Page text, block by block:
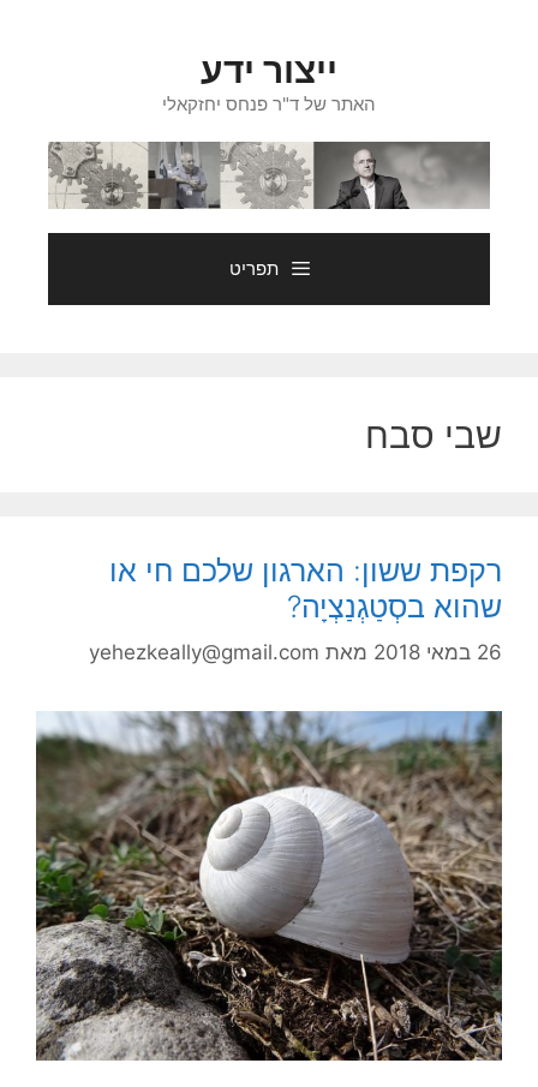
ייצור ידע
האתר של ד"ר פנחס יחזקאלי
תפריט
שבי סבח
רקפת ששון: הארגון שלכם חי או
שהוא בסְטַגְנַצְיָה?
26 במאי 2018 מאת yehezkeally@gmail.com